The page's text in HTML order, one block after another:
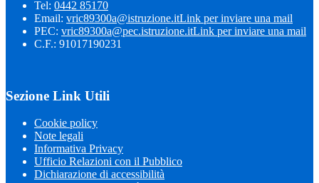
Tel: 0442 85170
Email: vric89300a@istruzione.itLink per inviare una mail
PEC: vric89300a@pec.istruzione.itLink per inviare una mail
C.F.: 91017190231
Sezione Link Utili
Cookie policy
Note legali
Informativa Privacy
Ufficio Relazioni con il Pubblico
Dichiarazione di accessibilità